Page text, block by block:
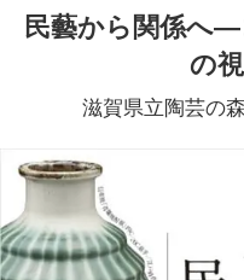
民藝から関係へ
の
滋賀県立陶芸の